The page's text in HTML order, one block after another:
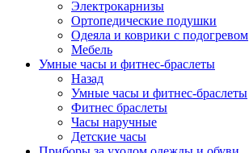
Электрокарнизы
Ортопедические подушки
Одеяла и коврики с подогревом
Мебель
Умные часы и фитнес-браслеты
Назад
Умные часы и фитнес-браслеты
Фитнес браслеты
Часы наручные
Детские часы